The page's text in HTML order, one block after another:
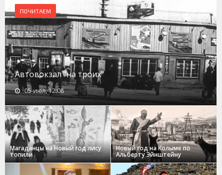
ПОЧИТАЕМ
Автовокзал "на троих"
05-июл, 12:08
Магаданцы на Новый год лису
топили
Новый год на Колыме по
Альберту Эйнштейну